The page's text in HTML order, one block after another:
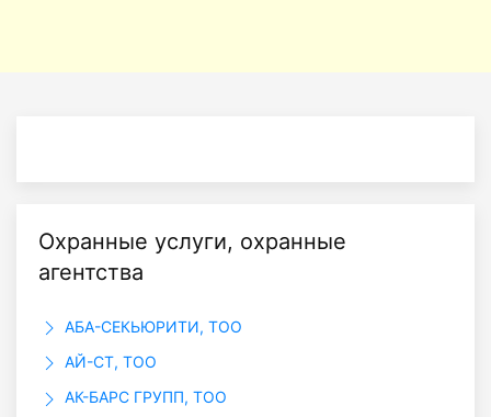
Охранные услуги, охранные
агентства
АБА-СЕКЬЮРИТИ, ТОО
АЙ-СТ, ТОО
АК-БАРС ГРУПП, ТОО